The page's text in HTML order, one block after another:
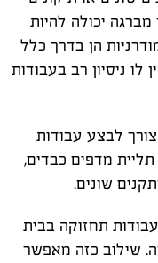
יכולה להיות
הן בדרך כלל
לו ניסיון רב בעבודות
לבצע עבודות
מדפים כבדים,
שונים.
תחזוקה בבית
שילוב כזה מאפשר